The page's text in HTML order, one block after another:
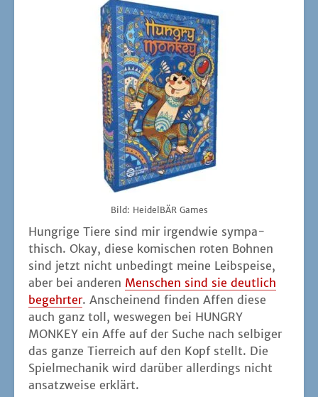
Bild: Hei­del­BÄR Games
Hung­ri­ge Tie­re sind mir irgend­wie sym­pa­
thisch. Okay, die­se komi­schen roten Boh­nen
sind jetzt nicht unbe­dingt mei­ne Leib­spei­se,
aber bei ande­renMen­schen sind sie deut­lich
. Anschei­nend fin­den Affen die­se
auch ganz toll, wes­we­gen bei HUNGRY
MONKEY ein Affe auf der Suche nach sel­bi­ger
das gan­ze Tier­reich auf den Kopf stellt. Die
Spiel­me­cha­nik wird dar­über aller­dings nicht
ansatz­wei­se erklärt.
Das ist ein wenig scha­de, denn so ein pas­sen­
der Grund­ge­dan­ke wie "das Feu­er steh­len" bei
TAILS ON FIRE hät­te HUNGRY MONKEY gut
getan. Im Spiel selbst ver­sucht man, schnel­ler
als die Mit­spie­len­den die eige­nen ver­deck­ten
vier Kar­ten gül­tig aus­zu­spie­len. Gül­tig bedeu­
tet, dass mei­ne Kar­te den glei­chen oder einen
höhe­ren Wert hat als die oben offen­lie­gen­de
Kar­te auf dem gemein­sa­men Abla­ge­sta­pel. Bei
die­sem Unter­fan­gen gibt es nur ein Pro­blem:
ich darf die ver­deck­ten Kar­ten erst dann aus­